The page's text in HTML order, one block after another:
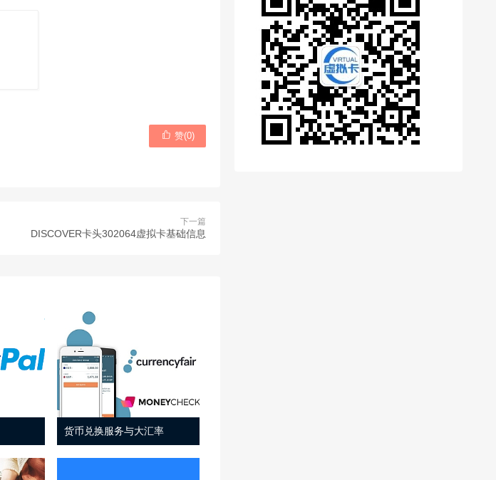
 赞(0)
下一篇
DISCOVER卡头302064虚拟卡基础信息
货币兑换服务与大汇率